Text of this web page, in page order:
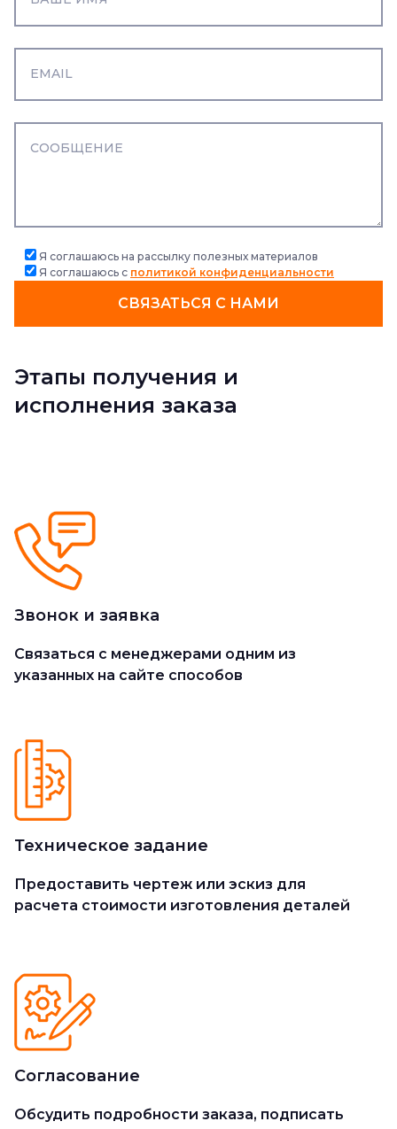
Я соглашаюсь на рассылку полезных материалов
Я соглашаюсь с политикой конфиденциальности
СВЯЗАТЬСЯ С НАМИ
Этапы получения и
исполнения заказа
Звонок и заявка
Cвязаться с менеджерами одним из
указанных на сайте способов
Техническое задание
Предоставить чертеж или эскиз для
расчета стоимости изготовления деталей
Согласование
Обсудить подробности заказа, подписать